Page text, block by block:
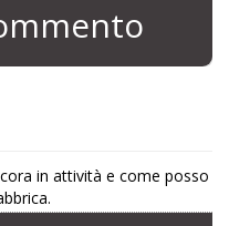
in attività e come posso